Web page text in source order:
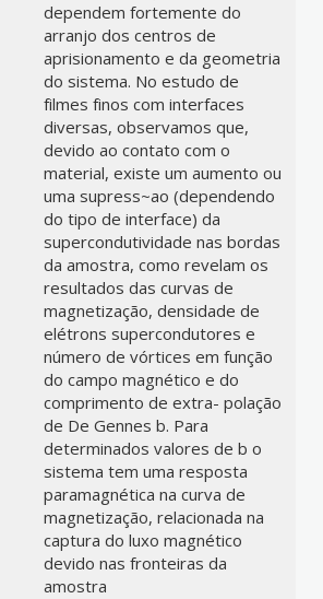
dependem fortemente do
arranjo dos centros de
aprisionamento e da geometria
do sistema. No estudo de
filmes finos com interfaces
diversas, observamos que,
devido ao contato com o
material, existe um aumento ou
uma supress~ao (dependendo
do tipo de interface) da
supercondutividade nas bordas
da amostra, como revelam os
resultados das curvas de
magnetização, densidade de
elétrons supercondutores e
número de vórtices em função
do campo magnético e do
comprimento de extra- polação
de De Gennes b. Para
determinados valores de b o
sistema tem uma resposta
paramagnética na curva de
magnetização, relacionada na
captura do luxo magnético
devido nas fronteiras da
amostra